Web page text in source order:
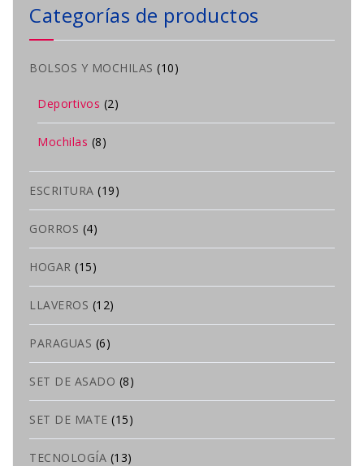
Categorías de productos
BOLSOS Y MOCHILAS (10)
Deportivos (2)
Mochilas (8)
ESCRITURA (19)
GORROS (4)
HOGAR (15)
LLAVEROS (12)
PARAGUAS (6)
SET DE ASADO (8)
SET DE MATE (15)
TECNOLOGÍA (13)